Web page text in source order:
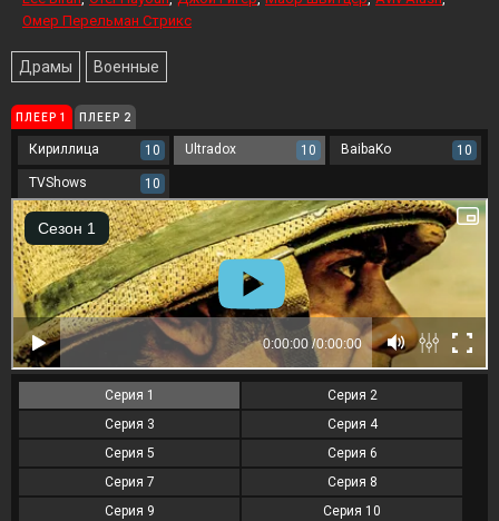
Омер Перельман Стрикс
Драмы Военные
ПЛЕЕР 1 ПЛЕЕР 2
Кириллица 10 Ultradox 10 BaibaKo 10
TVShows 10
Серия 1
Серия 2
Серия 3
Серия 4
Серия 5
Серия 6
Серия 7
Серия 8
Серия 9
Серия 10